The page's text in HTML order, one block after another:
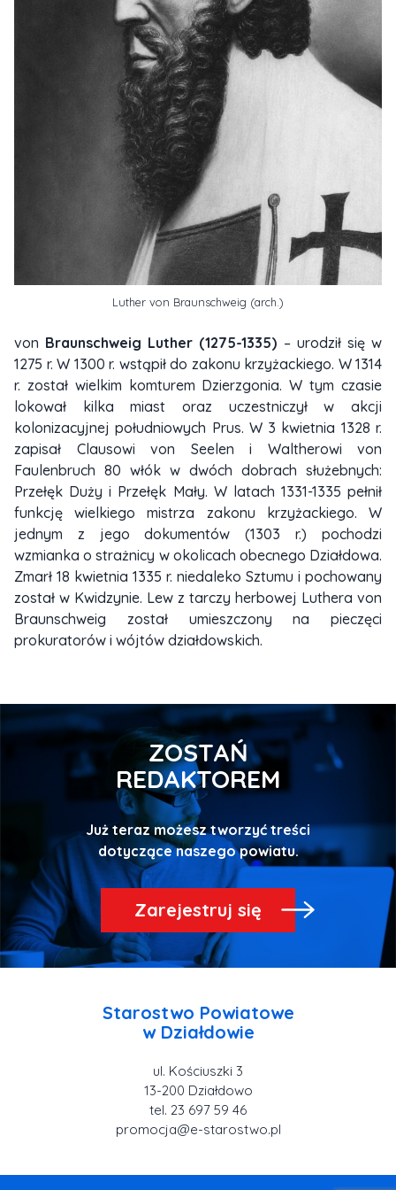
Luther von Braunschweig (arch.)
von Braunschweig Luther (1275-1335) – urodził się w
1275 r. W 1300 r. wstąpił do zakonu krzyżackiego. W 1314
r. został wielkim komturem Dzierzgonia. W tym czasie
lokował kilka miast oraz uczestniczył w akcji
kolonizacyjnej południowych Prus. W 3 kwietnia 1328 r.
zapisał Clausowi von Seelen i Waltherowi von
Faulenbruch 80 włók w dwóch dobrach służebnych:
Przełęk Duży i Przełęk Mały. W latach 1331-1335 pełnił
funkcję wielkiego mistrza zakonu krzyżackiego. W
jednym z jego dokumentów (1303 r.) pochodzi
wzmianka o strażnicy w okolicach obecnego Działdowa.
Zmarł 18 kwietnia 1335 r. niedaleko Sztumu i pochowany
został w Kwidzynie. Lew z tarczy herbowej Luthera von
Braunschweig został umieszczony na pieczęci
prokuratorów i wójtów działdowskich.
ZOSTAŃ
REDAKTOREM
Już teraz możesz tworzyć treści
dotyczące naszego powiatu.
Zarejestruj się
Starostwo Powiatowe
ul. Kościuszki 3
tel. 23 697 59 46
promocja@e-starostwo.pl